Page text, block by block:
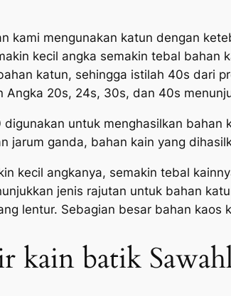
kami mengunakan katun dengan
kecil angka semakin tebal bahan
katun, sehingga istilah 40s dari
Angka 20s, 24s, 30s, dan 40s
digunakan untuk menghasilkan bahan
jarum ganda, bahan kain yang
kecil angkanya, semakin tebal
jenis rajutan untuk bahan
lentur. Sebagian besar bahan
kain batik